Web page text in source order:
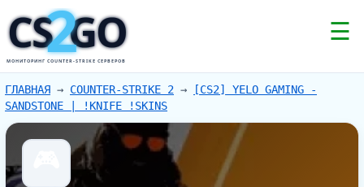
CS GO
2
МОНИТОРИНГ COUNTER-STRIKE СЕРВЕРОВ
☰
ГЛАВНАЯ → COUNTER-STRIKE 2 →
[CS2] YELO GAMING -
SANDSTONE | !KNIFE !SKINS